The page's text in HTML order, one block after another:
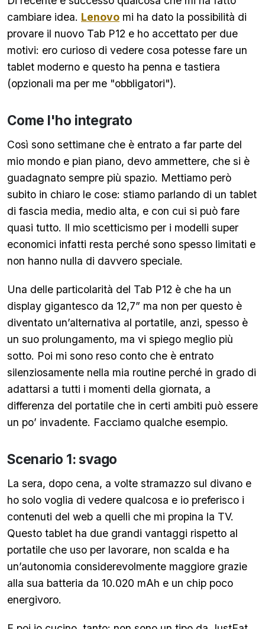
cambiare idea. Lenovo mi ha dato la possibilità di
provare il nuovo Tab P12 e ho accettato per due
motivi: ero curioso di vedere cosa potesse fare un
tablet moderno e questo ha penna e tastiera
(opzionali ma per me "obbligatori").
Come l'ho integrato
Così sono settimane che è entrato a far parte del
mio mondo e pian piano, devo ammettere, che si è
guadagnato sempre più spazio. Mettiamo però
subito in chiaro le cose: stiamo parlando di un tablet
di fascia media, medio alta, e con cui si può fare
quasi tutto. Il mio scetticismo per i modelli super
economici infatti resta perché sono spesso limitati e
non hanno nulla di davvero speciale.
Una delle particolarità del Tab P12 è che ha un
display gigantesco da 12,7” ma non per questo è
diventato un’alternativa al portatile, anzi, spesso è
un suo prolungamento, ma vi spiego meglio più
sotto. Poi mi sono reso conto che è entrato
silenziosamente nella mia routine perché in grado di
adattarsi a tutti i momenti della giornata, a
differenza del portatile che in certi ambiti può essere
un po’ invadente. Facciamo qualche esempio.
Scenario 1: svago
La sera, dopo cena, a volte stramazzo sul divano e
ho solo voglia di vedere qualcosa e io preferisco i
contenuti del web a quelli che mi propina la TV.
Questo tablet ha due grandi vantaggi rispetto al
portatile che uso per lavorare, non scalda e ha
un’autonomia considerevolmente maggiore grazie
alla sua batteria da 10.020 mAh e un chip poco
energivoro.